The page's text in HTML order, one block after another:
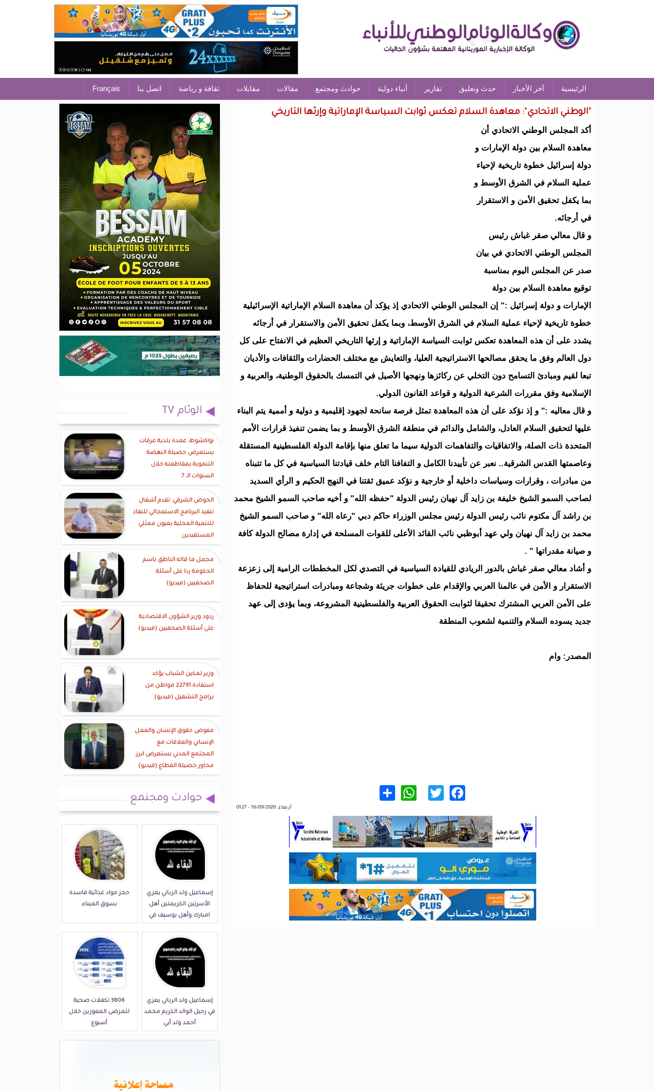
الرئيسية آخر الأخبار حدث وتعليق تقارير أنباء دولية حوادث ومجتمع مقالات مقابلات ثقافة و رياضة اتصل بنا Français
"الوطني الاتحادي": معاهدة السلام تعكس ثوابت السياسة الإماراتية وإرثها التاريخي
أكد المجلس الوطني الاتحادي أن
معاهدة السلام بين دولة الإمارات و
دولة إسرائيل خطوة تاريخية لإحياء
عملية السلام في الشرق الأوسط و
بما يكفل تحقيق الأمن و الاستقرار
في أرجائه.
و قال معالي صقر غباش رئيس
المجلس الوطني الاتحادي في بيان
صدر عن المجلس اليوم بمناسبة
توقيع معاهدة السلام بين دولة
الإمارات و دولة إسرائيل :" إن المجلس الوطني الاتحادي إذ يؤكد أن معاهدة السلام الإماراتية الإسرائيلية
خطوة تاريخية لإحياء عملية السلام في الشرق الأوسط، وبما يكفل تحقيق الأمن والاستقرار في أرجائه
يشدد على أن هذه المعاهدة تعكس ثوابت السياسة الإماراتية و إرثها التاريخي العظيم في الانفتاح على كل
دول العالم وفق ما يحقق مصالحها الاستراتيجية العليا، والتعايش مع مختلف الحضارات والثقافات والأديان
تبعا لقيم ومبادئ التسامح دون التخلي عن ركائزها ونهجها الأصيل في التمسك بالحقوق الوطنية، والعربية و
الإسلامية وفق مقررات الشرعية الدولية و قواعد القانون الدولي.
و قال معاليه :" و إذ نؤكد على أن هذه المعاهدة تمثل فرصة سانحة لجهود إقليمية و دولية و أممية يتم البناء
عليها لتحقيق السلام العادل، والشامل والدائم في منطقة الشرق الأوسط و بما يضمن تنفيذ قرارات الأمم
المتحدة ذات الصلة، والاتفاقيات والتفاهمات الدولية سيما ما تعلق منها بإقامة الدولة الفلسطينية المستقلة
وعاصمتها القدس الشرقية.. نعبر عن تأييدنا الكامل و التفافنا التام خلف قيادتنا السياسية في كل ما تتبناه
من مبادرات ، وقرارات وسياسات داخلية أو خارجية و نؤكد عميق ثقتنا في النهج الحكيم و الرأي السديد
لصاحب السمو الشيخ خليفة بن زايد آل نهيان رئيس الدولة "حفظه الله" و أخيه صاحب السمو الشيخ محمد
بن راشد آل مكتوم نائب رئيس الدولة رئيس مجلس الوزراء حاكم دبي "رعاه الله" و صاحب السمو الشيخ
محمد بن زايد آل نهيان ولي عهد أبوظبي نائب القائد الأعلى للقوات المسلحة في إدارة مصالح الدولة كافة
و صيانة مقدراتها " .
و أشاد معالي صقر غباش بالدور الريادي للقيادة السياسية في التصدي لكل المخططات الرامية إلى زعزعة
الاستقرار و الأمن في عالمنا العربي والإقدام على خطوات جريئة وشجاعة ومبادرات استراتيجية للحفاظ
على الأمن العربي المشترك تحقيقا لثوابت الحقوق العربية والفلسطينية المشروعة، وبما يؤدى إلى عهد
جديد يسوده السلام والتنمية لشعوب المنطقة
المصدر: وام
Facebook
Twitter
WhatsApp
أربعاء, 16/09/2020 - 01:27
الوئام TV
نواكشوط: عمدة بلدية عرفات
يستعرض حصيلة النهضة
التنموية بمقاطعته خلال
السنوات الـ 7
الحوض الشرقي: تقدم أشغال
تنفيذ البرنامج الاستعجالي للنفاذ
للتنمية المحلية بعيون ممثلي
المستفيدين
مجمل ما قاله الناطق باسم
الحكومة ردا على أسئلة
الصحفيين (فيديو)
ردود وزير الشؤون الاقتصادية
على أسئلة الصحفيين (فيديو)
وزير تمكين الشباب يؤكد
استفادة 22791 مواطن من
برامج التشغيل (فيديو)
مفوض حقوق الإنسان والعمل
الإنساني والعلاقات مع
المجتمع المدني يستعرض ابرز
محاور حصيلة القطاع (فيديو)
حوادث ومجتمع
إسماعيل ولد الرباني يعزي
الأسرتين الكريمتين أهل
امبارك وأهل بوسيف في
حجز مواد غذائية فاسدة
بسوق الميناء
إسماعيل ولد الرباني يعزي
في رحيل الوالد الكريم محمد
أحمد ولد أبي
3806 تكفلات صحية
للمرضى المعوزين خلال
أسبوع